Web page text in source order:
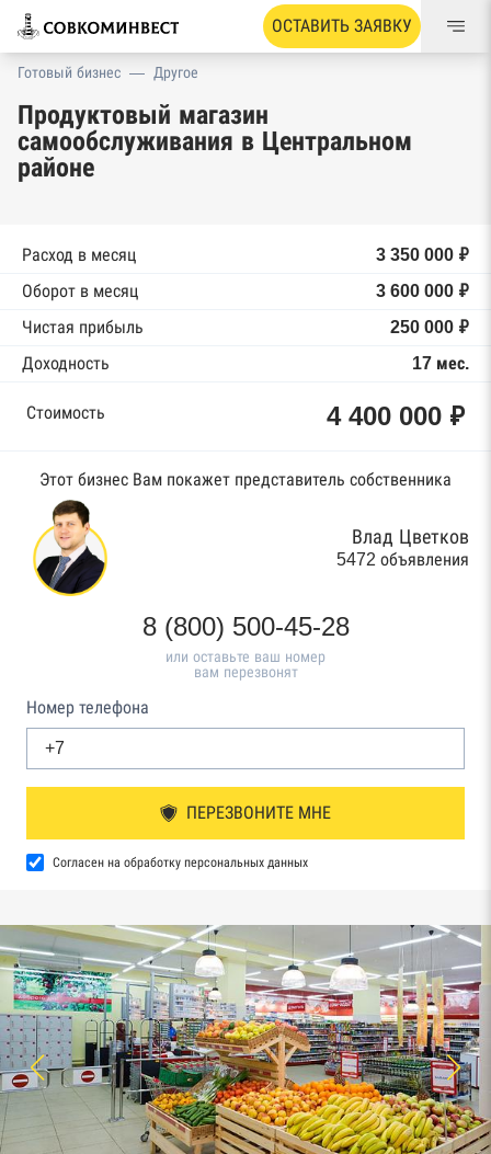
ОСТАВИТЬ ЗАЯВКУ
Готовый бизнес — Другое
Продуктовый магазин
самообслуживания в Центральном
районе
Расход в месяц
3 350 000 ₽
Оборот в месяц
3 600 000 ₽
Чистая прибыль
250 000 ₽
Доходность
17 мес.
Стоимость 4 400 000 ₽
Этот бизнес Вам покажет представитель собственника
Влад Цветков
5472 объявления
8 (800) 500-45-28
или оставьте ваш номер
вам перезвонят
Номер телефона
ПЕРЕЗВОНИТЕ МНЕ
Согласен на обработку персональных данных